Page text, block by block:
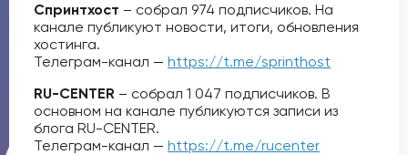
Спринтхост – собрал 974 подписчиков. На
канале публикуют новости, итоги, обновления
хостинга.
Телеграм-канал — https://t.me/sprinthost
RU-CENTER – собрал 1 047 подписчиков. В
основном на канале публикуются записи из
блога RU-CENTER.
Телеграм-канал — https://t.me/rucenter